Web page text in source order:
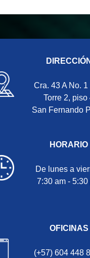
DIRECCIÓN
Cra. 43 A No. 1
Torre 2, piso
San Fernando
HORARIO
De lunes a
7:30 am - 5:30
OFICINAS
(+57) 604 448